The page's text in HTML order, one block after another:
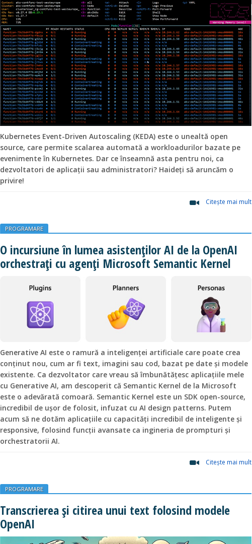
Kubernetes Event-Driven Autoscaling (KEDA) este o unealtă open
source, care permite scalarea automată a workloadurilor bazate pe
evenimente în Kubernetes. Dar ce înseamnă asta pentru noi, ca
dezvoltatori de aplicații sau administratori? Haideți să aruncăm o
privire!
Citeşte mai mult
PROGRAMARE
O incursiune în lumea asistenților AI de la OpenAI
orchestrați cu agenți Microsoft Semantic Kernel
Generative AI este o ramură a inteligenței artificiale care poate crea
conținut nou, cum ar fi text, imagini sau cod, bazat pe date și modele
existente. Ca dezvoltator care vreau să îmbunătățesc aplicațiile mele
cu Generative AI, am descoperit că Semantic Kernel de la Microsoft
este o adevărată comoară. Semantic Kernel este un SDK open-source,
incredibil de ușor de folosit, infuzat cu AI design patterns. Putem
acum să ne dotăm aplicațiile cu capacități incredibil de inteligente și
responsive, folosind funcții avansate ca ingineria de prompturi și
orchestratorii AI.
Citeşte mai mult
PROGRAMARE
Transcrierea și citirea unui text folosind modele
OpenAI